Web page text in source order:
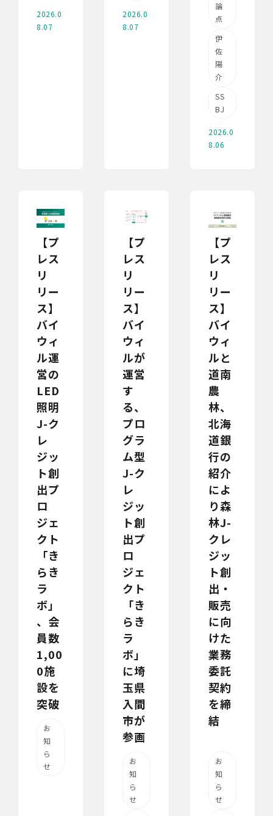
2026.0
8.07
2026.0
8.07
論
点
伊
佐
陽
介
SS
BJ
2026.0
8.06
【プ
レス
リ
リー
ス】
バイ
ウィ
ル運
営の
LED
照明
J-ク
レ
ジッ
ト創
出プ
ロ
ジェ
クト
「き
らき
ラ
ボ」
、会
員数
1,00
0施
設を
突破
お
知
ら
せ
【プ
レス
リ
リー
ス】
バイ
ウィ
ルが
運営
す
る、
プロ
グラ
ム型
J-ク
レ
ジッ
ト創
出プ
ロ
ジェ
クト
「き
らき
ラ
ボ」
に埼
玉県
入間
市が
参画
お
知
ら
せ
【プ
レス
リ
リー
ス】
バイ
ウィ
ルと
道南
農
林、
北海
道銀
行の
紹介
によ
り森
林J-
クレ
ジッ
ト創
出・
販売
に向
けた
業務
委託
契約
を締
結
お
知
ら
せ